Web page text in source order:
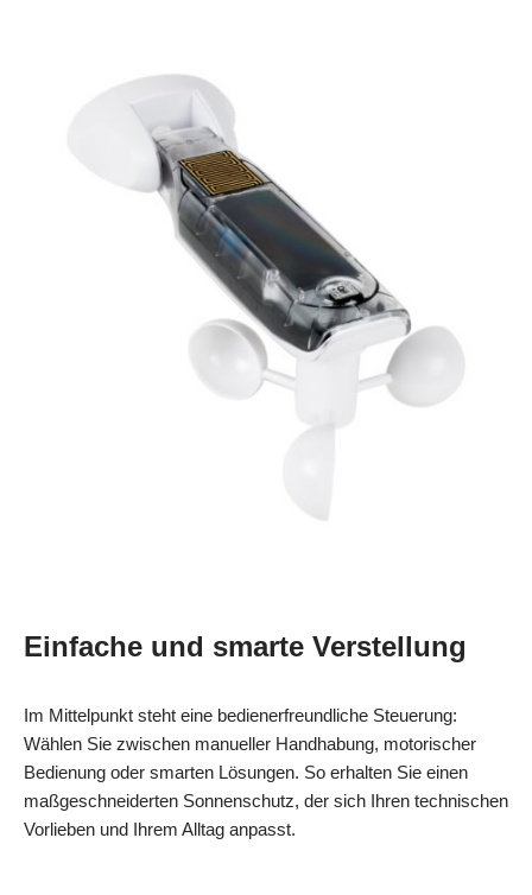
Einfache und smarte Verstellung
Im Mittelpunkt steht eine bedienerfreundliche Steuerung:
Wählen Sie zwischen manueller Handhabung, motorischer
Bedienung oder smarten Lösungen. So erhalten Sie einen
maßgeschneiderten Sonnenschutz, der sich Ihren technischen
Vorlieben und Ihrem Alltag anpasst.